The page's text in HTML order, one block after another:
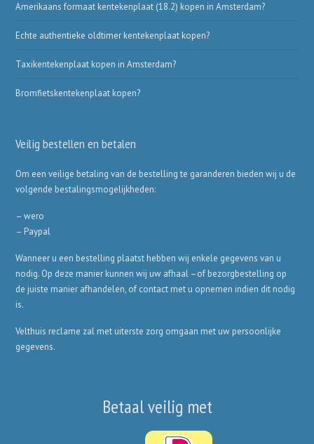
Amerikaans formaat kentekenplaat (18.2) kopen in Amsterdam?
Echte authentieke oldtimer kentekenplaat kopen?
Taxikentekenplaat kopen in Amsterdam?
Bromfietskentekenplaat kopen?
Veilig bestellen en betalen
Om een veilige betaling van de bestelling te garanderen bieden wij u de
volgende bestalingsmogelijkheden:
– wero
– Paypal
Wanneer u een bestelling plaatst hebben wij enkele gegevens van u
nodig. Op deze manier kunnen wij uw afhaal –of bezorgbestelling op
de juiste manier afhandelen, of contact met u opnemen indien dit nodig
is.
Velthuis reclame zal met uiterste zorg omgaan met uw persoonlijke
gegevens.
Betaal veilig met